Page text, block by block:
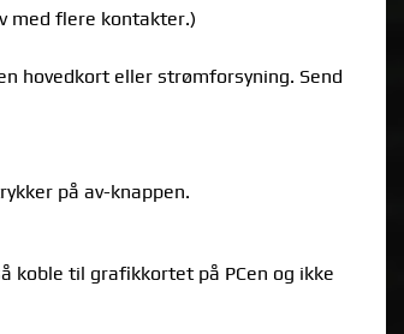
med flere kontakter.)
hovedkort eller strømforsyning. Send
på av-knappen.
koble til grafikkortet på PCen og ikke